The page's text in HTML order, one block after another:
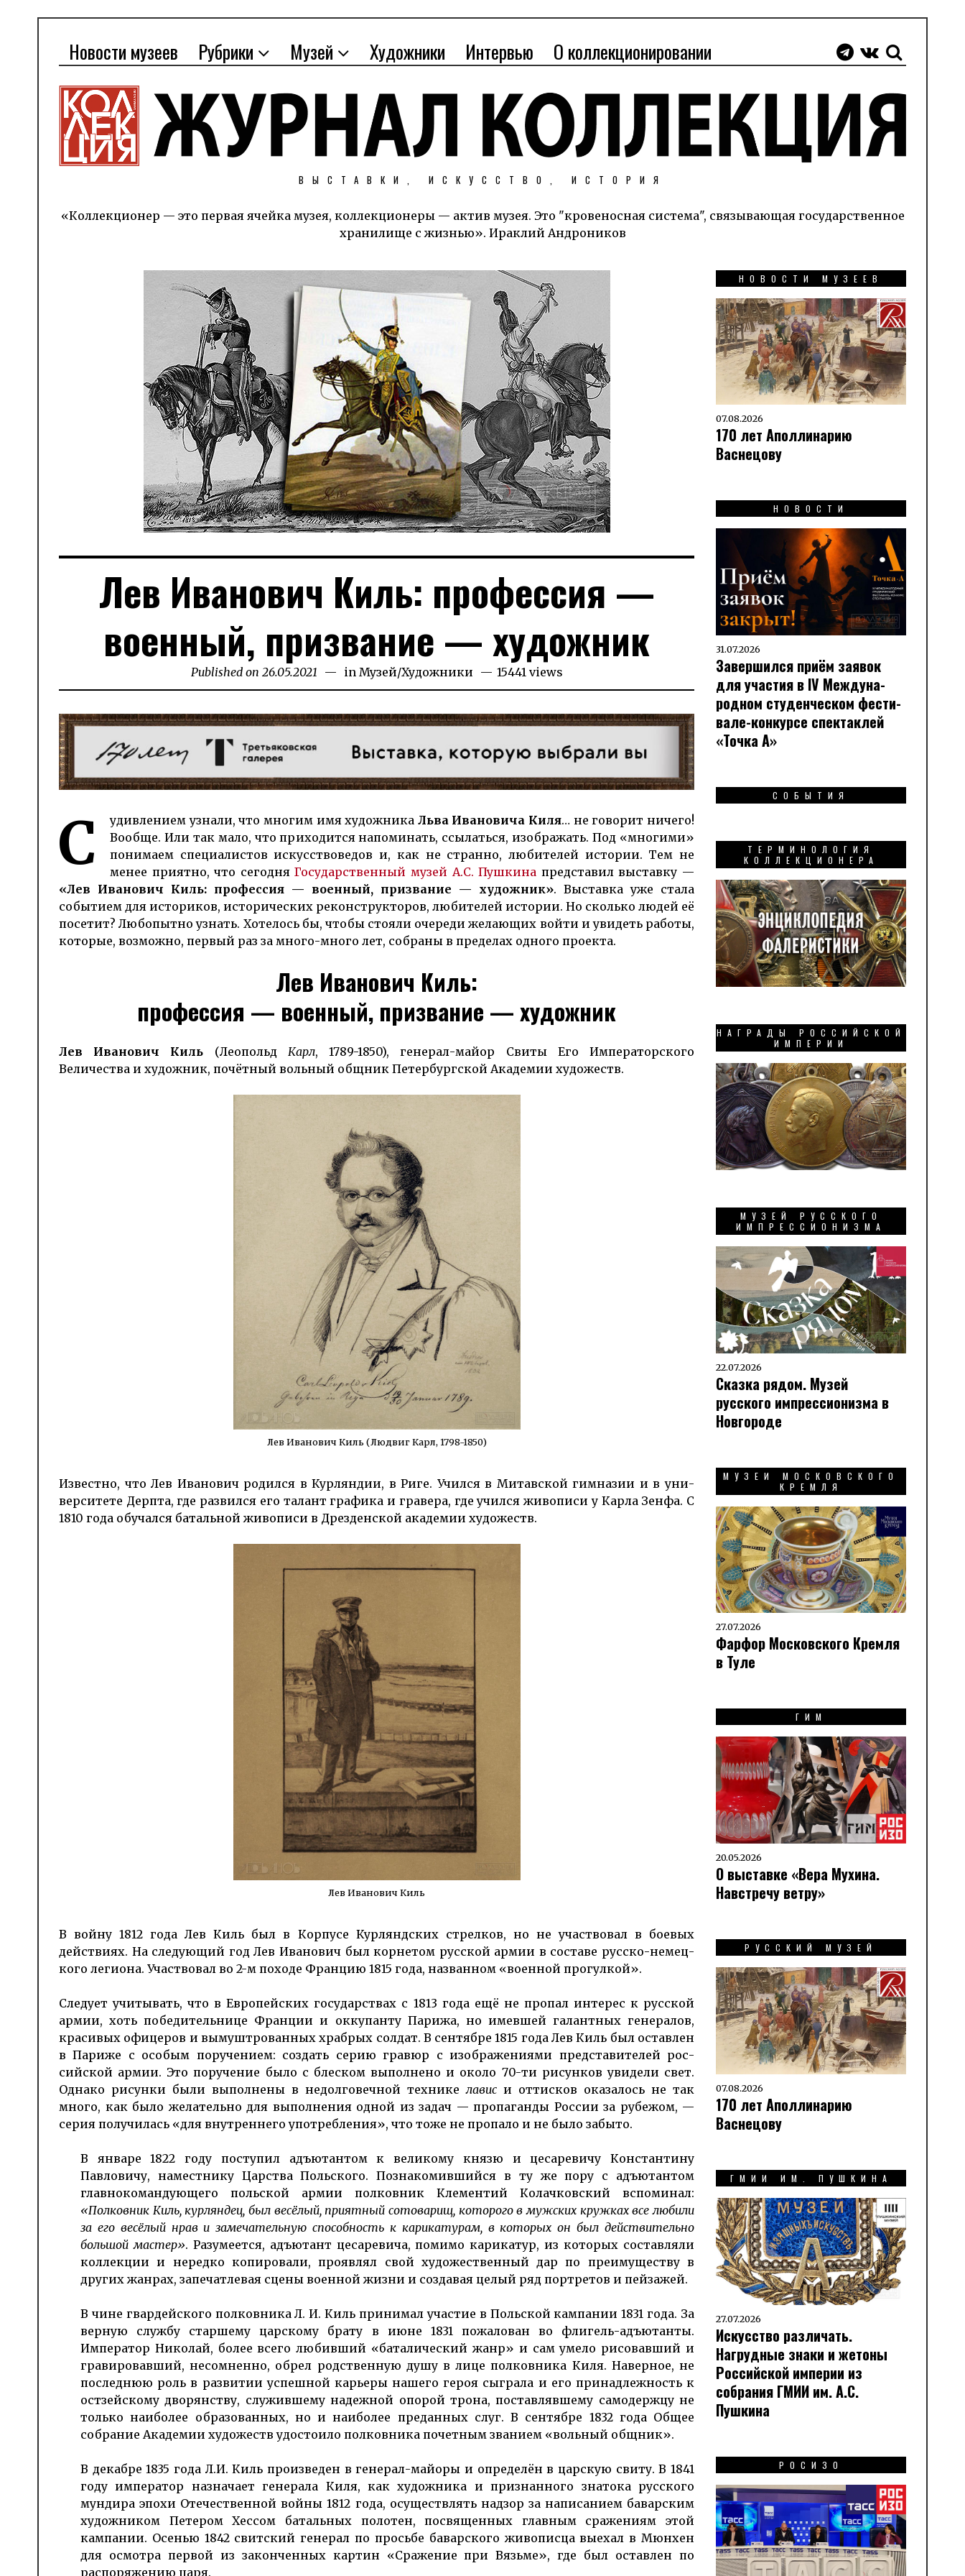
Новости музеев Рубрики Музей Художники Интервью О коллекционировании
ВЫСТАВКИ, ИСКУССТВО, ИСТОРИЯ
«Коллекционер — это первая ячейка музея, коллекционеры — актив музея. Это "кровеносная система", связывающая государственное
хранилище с жизнью». Ираклий Андроников
Лев Иванович Киль: профессия —
военный, призвание — художник
Published on 26.05.2021 23.06.2026
in Музей/Художники 15441 views
С удив­ле­нием уз­на­ли, что мно­гим имя ху­­дож­ни­ка Льва Ива­но­вича Киля… не го­во­рит ни­че­го!
Вообще. Или так мало, что при­хо­дит­ся на­по­минать, ссы­­лать­­­ся, изобра­жать. Под «мно­гими»
понимаем спе­циалист­ов ис­кус­ство­ве­дов и, как не стран­но, любителей истории. Тем не
менее приятно, что сегодняГосударст­венный музей А.С. Пушкина представил выставку —
«Лев Иванович Киль: профессия — военный, призвание — художник». Выставка уже ста­ла
событием для историков, исто­ри­ческих ре­кон­струк­то­ров, любителей истории. Но сколько лю­дей её
посе­тит? Любопытно узнать. Хотелось бы, чтобы стояли очереди желающих войти и увидеть работы,
которые, возмож­но, первый раз за мно­го-мно­го лет, собраны в пределах одного проек­та.
Лев Иванович Киль:
профессия — военный, призвание — художник
Лев Иванович Киль (Леопольд Карл, 1789-1850), генерал-майор Свиты Его Им­ператор­ско­го
Величества и художник, почётный воль­ный общник Петер­бург­ской Ака­демии художеств.
Лев Иванович Киль (Людвиг Карл, 1798-1850)
Известно, что Лев Иванович родился в Курляндии, в Риге. Учился в Митавской гимназии и в уни­
верситете Дерпта, где раз­вился его талант графи­ка и гравера, где учился живо­писи у Карла Зенфа. С
1810 года обучался ба­тальной живописи в Дрез­денской академии ху­дожеств.
Лев Иванович Киль
В войну 1812 года Лев Киль был в Корпусе Кур­ляндских стрелков, но не уча­ство­вал в боевых
действиях. На сле­дующий год Лев Иванович был кор­нетом русской армии в сос­таве рус­ско-немец­
кого легиона. Участвовал во 2-м походе Францию 1815 года, названном «военной прогулкой».
Следует учитывать, что в Евро­пейских госу­дарствах с 1813 года ещё не пропал интерес к русской
армии, хоть победительнице Франции и оккупанту Парижа, но имевшей галантных генералов,
красивых офицеров и вы­муштро­ван­ных храбрых солдат. В сентябре 1815 года Лев Киль был оставлен
в Париже с особым поручением: создать серию гравюр с изобра­жениями представителей рос­
сийской армии. Это поручение было с блеском выполнено и около 70-ти рисунков увидели свет.
Однако рисунки были выполнены в не­долговеч­ной техникелавис и оттисков оказалось не так
много, как было желательно для выполнения одной из задач — пропаганды России за рубежом, —
серия получилась «для внутреннего употребления», что тоже не пропало и не было забыто.
В январе 1822 году поступил адъютантом к великому князю и цесаревичу Константину
Павловичу, наместнику Царства Польского. Познакомившийся в ту же пору с адъютантом
главнокомандующего польской армии полковник Клементий Колачковский вспоминал:
«Полковник Киль, курляндец, был весёлый, приятный сотоварищ, которого в мужских кружках все любили
за его весёлый нрав и замечательную способность к карикатурам, в которых он был действительно
большой мастер». Разумеется, адъютант цесаревича, помимо карикатур, из которых составляли
коллекции и нередко копировали, проявлял свой художественный дар по преимуществу в
других жанрах, запечатлевая сцены военной жизни и создавая целый ряд портретов и пейзажей.
В чине гвардейского полковника Л. И. Киль принимал участие в Польской кампании 1831 года. За
верную службу старшему царскому брату в июне 1831 пожалован во флигель-адъютанты.
Император Николай, более всего любивший «баталический жанр» и сам умело рисовавший и
гравировавший, несомненно, обрел родственную душу в лице полковника Киля. Наверное, не
последнюю роль в развитии успешной карьеры нашего героя сыграла и его принадлежность к
остзейскому дворянству, служившему надежной опорой трона, поставлявшему самодержцу не
только наиболее образованных, но и наиболее преданных слуг. В сентябре 1832 года Общее
собрание Академии художеств удостоило полковника почетным званием «вольный общник».
В декабре 1835 года Л.И. Киль произведен в генерал-майоры и определён в царскую свиту. В 1841
году император назначает генерала Киля, как художника и признанного знатока русского
мундира эпохи Отечественной войны 1812 года, осуществлять надзор за написанием баварским
художником Петером Хессом батальных полотен, посвященных главным сражениям этой
кампании. Осенью 1842 свитский генерал по просьбе баварского живописца выехал в Мюнхен
для осмотра первой из законченных картин «Сражение при Вязьме», где был оставлен по
распоря­жению царя.
НОВОСТИ МУЗЕЕВ
07.08.2026
170 лет Аполлинарию
Васнецову
НОВОСТИ
31.07.2026
Завершился приём заявок
для участия в IV Меж­ду­на­
род­ном сту­ден­чес­ком фес­ти­
вале-кон­кур­се спек­таклей
«Точка А»
СОБЫТИЯ
ТЕРМИНОЛОГИЯ
КОЛЛЕКЦИОНЕРА
НАГРАДЫ РОССИЙСКОЙ
ИМПЕРИИ
МУЗЕЙ РУССКОГО
ИМПРЕССИОНИЗМА
22.07.2026
Сказка рядом. Музей
русского импрессионизма в
Новгороде
МУЗЕИ МОСКОВСКОГО
КРЕМЛЯ
27.07.2026
Фарфор Московского Кремля
в Туле
ГИМ
20.05.2026
О выставке «Вера Мухина.
Навстречу ветру»
РУССКИЙ МУЗЕЙ
07.08.2026
170 лет Аполлинарию
Васнецову
ГМИИ ИМ. ПУШКИНА
27.07.2026
Искусство различать.
Нагрудные знаки и жетоны
Российской империи из
собрания ГМИИ им. А.С.
Пушкина
РОСИЗО